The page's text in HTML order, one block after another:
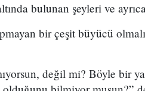
bulunan şeyleri ve
bir çeşit büyücü
değil mi? Böyle bir